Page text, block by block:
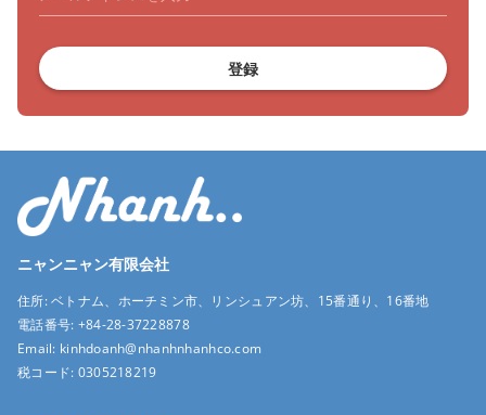
登録
ニャンニャン有限会社
住所:ベトナム、ホーチミン市、リンシュアン坊、15番通り、16番地
電話番号: +84-28-37228878
Email: kinhdoanh@nhanhnhanhco.com
税コード: 0305218219